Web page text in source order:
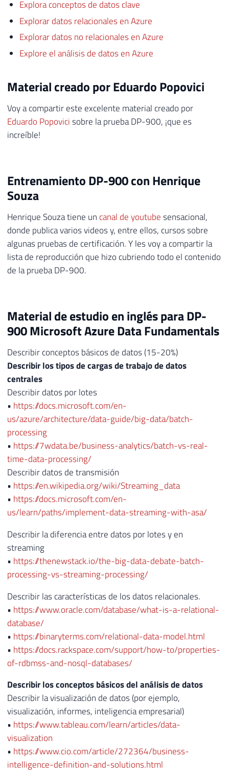
Explora conceptos de datos clave
Explorar datos relacionales en Azure
Explorar datos no relacionales en Azure
Explore el análisis de datos en Azure
Material creado por Eduardo Popovici
Voy a compartir este excelente material creado por
Eduardo Popovicisobre la prueba DP-900, ¡que es
increíble!
Entrenamiento DP-900 con Henrique
Souza
Henrique Souza tiene un canal de youtubesensacional,
donde publica varios videos y, entre ellos, cursos sobre
algunas pruebas de certificación. Y les voy a compartir la
lista de reproducción que hizo cubriendo todo el contenido
de la prueba DP-900.
Material de estudio en inglés para DP-
900 Microsoft Azure Data Fundamentals
Describir conceptos básicos de datos (15-20%)
Describir los tipos de cargas de trabajo de datos
centrales
Describir datos por lotes
• https://docs.microsoft.com/en-
us/azure/architecture/data-guide/big-data/batch-
processing
• https://7wdata.be/business-analytics/batch-vs-real-
time-data-processing/
Describir datos de transmisión
• https://en.wikipedia.org/wiki/Streaming_data
• https://docs.microsoft.com/en-
us/learn/paths/implement-data-streaming-with-asa/
Describir la diferencia entre datos por lotes y en
streaming
• https://thenewstack.io/the-big-data-debate-batch-
processing-vs-streaming-processing/
Describir las características de los datos relacionales.
• https://www.oracle.com/database/what-is-a-relational-
database/
• https://binaryterms.com/relational-data-model.html
• https://docs.rackspace.com/support/how-to/properties-
of-rdbmss-and-nosql-databases/
Describir los conceptos básicos del análisis de datos
Describir la visualización de datos (por ejemplo,
visualización, informes, inteligencia empresarial)
• https://www.tableau.com/learn/articles/data-
visualization
• https://www.cio.com/article/272364/business-
intelligence-definition-and-solutions.html